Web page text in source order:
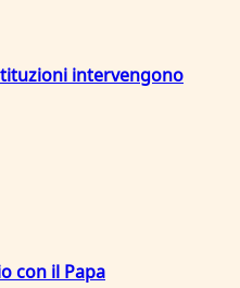
intervengono
con il Papa